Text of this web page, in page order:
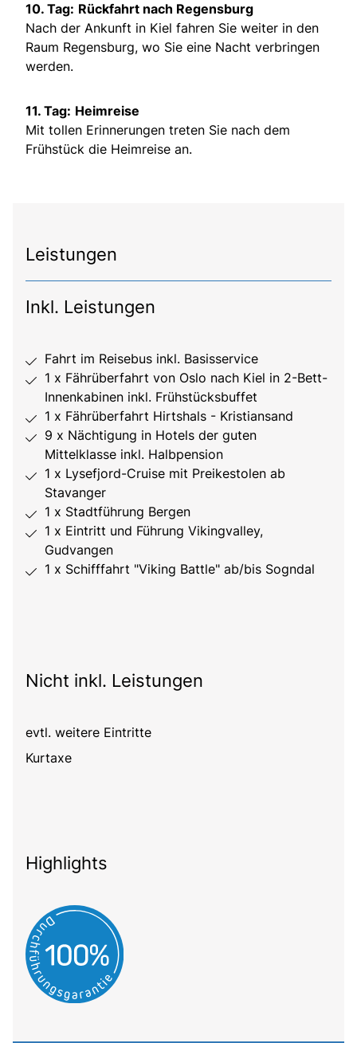
10. Tag: Rückfahrt nach Regensburg
Nach der Ankunft in Kiel fahren Sie weiter in den
Raum Regensburg, wo Sie eine Nacht verbringen
werden.
11. Tag: Heimreise
Mit tollen Erinnerungen treten Sie nach dem
Frühstück die Heimreise an.
Leistungen
Inkl. Leistungen
Fahrt im Reisebus inkl. Basisservice
1 x Fährüberfahrt von Oslo nach Kiel in 2-Bett-
Innenkabinen inkl. Frühstücksbuffet
1 x Fährüberfahrt Hirtshals - Kristiansand
9 x Nächtigung in Hotels der guten
Mittelklasse inkl. Halbpension
1 x Lysefjord-Cruise mit Preikestolen ab
Stavanger
1 x Stadtführung Bergen
1 x Eintritt und Führung Vikingvalley,
Gudvangen
1 x Schifffahrt "Viking Battle" ab/bis Sogndal
Nicht inkl. Leistungen
evtl. weitere Eintritte
Kurtaxe
Highlights